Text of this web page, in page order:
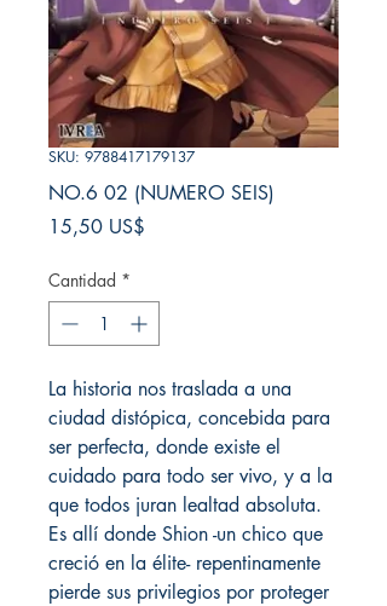
SKU: 9788417179137
NO.6 02 (NUMERO SEIS)
15,50 US$
Cantidad *
La historia nos traslada a una
ciudad distópica, concebida para
ser perfecta, donde existe el
cuidado para todo ser vivo, y a la
que todos juran lealtad absoluta.
Es allí donde Shion -un chico que
creció en la élite- repentinamente
pierde sus privilegios por proteger